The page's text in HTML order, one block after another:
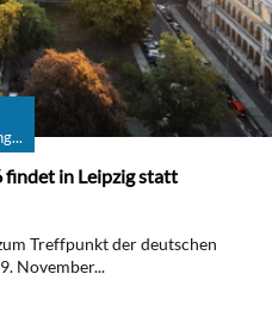
findet in Leipzig statt
Treffpunkt der deutschen
November...